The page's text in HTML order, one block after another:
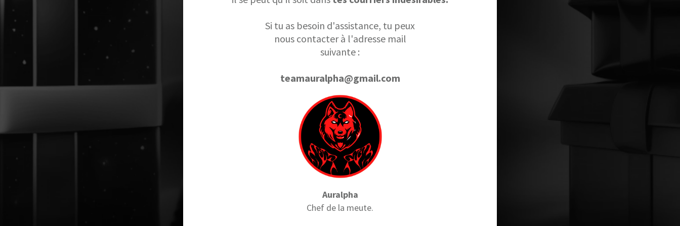
Si tu as besoin d'assistance, tu peux
nous contacter à l'adresse mail
suivante :
teamauralpha@gmail.com
Auralpha
Chef de la meute.